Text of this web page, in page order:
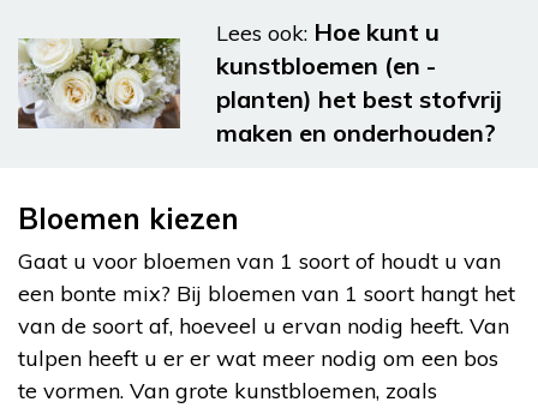
Lees ook: Hoe kunt u
kunstbloemen (en -
planten) het best stofvrij
maken en onderhouden?
Bloemen kiezen
Gaat u voor bloemen van 1 soort of houdt u van
een bonte mix? Bij bloemen van 1 soort hangt het
van de soort af, hoeveel u ervan nodig heeft. Van
tulpen heeft u er er wat meer nodig om een bos
te vormen. Van grote kunstbloemen, zoals